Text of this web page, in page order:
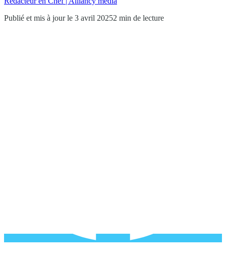
Publié et mis à jour le 3 avril 20252 min de lecture